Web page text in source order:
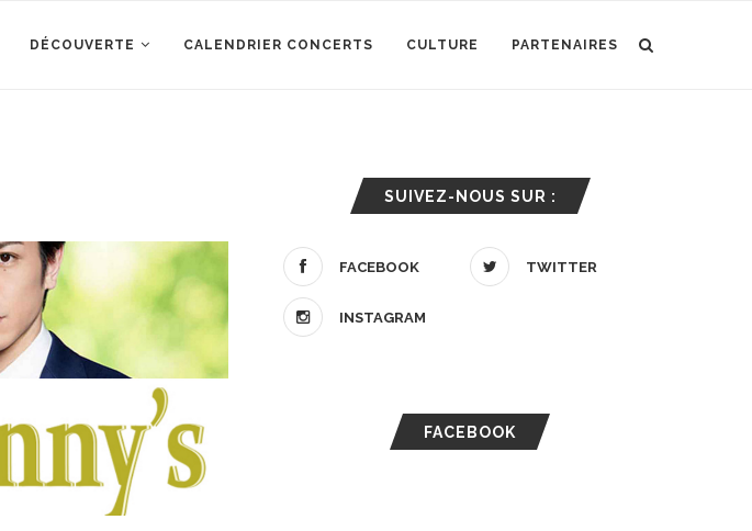
DÉCOUVERTE CALENDRIER CONCERTS CULTURE PARTENAIRES
SUIVEZ-NOUS SUR :
FACEBOOK TWITTER
INSTAGRAM
FACEBOOK